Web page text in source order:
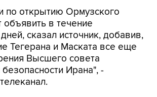
по открытию Ормузского
объявить в течение
сказал источник, добавив,
Тегерана и Маската все еще
Высшего совета
Ирана", -